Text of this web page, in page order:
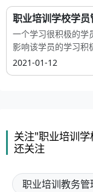
职业培训学校学员
一个学习很积极的学
影响该学员的学习积
2021-01-12
关注"职业培训
还关注
职业培训教务管